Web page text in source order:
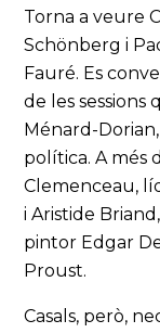
Torna a veure
Schönberg i
Fauré. Es
de les sessions
Ménard-
política. A més
Clemenceau,
i Aristide
pintor Edgar
Proust.
Casals, però,